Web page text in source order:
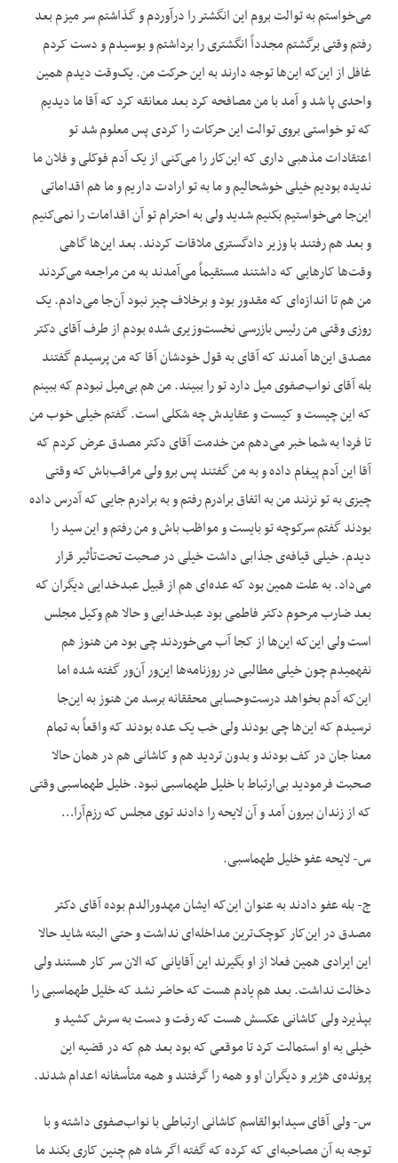
می‌خواستم به توالت بروم این انگشتر را درآوردم و گذاشتم سر میزم بعد
رفتم وقتی برگشتم مجدداً انگشتری را برداشتم و بوسیدم و دست کردم
غافل از این‌که این‌ها توجه دارند به این حرکت من. یک‌وقت دیدم همین
واحدی پا شد و آمد با من مصافحه کرد بعد معانقه کرد که آقا ما دیدیم
که تو خواستی بروی توالت این حرکات را کردی پس معلوم شد تو
اعتقادات مذهبی داری که این‌کار را می‌کنی از یک آدم فوکلی و فلان ما
ندیده بودیم خیلی خوشحالیم و ما به تو ارادت داریم و ما هم اقداماتی
این‌جا می‌خواستیم بکنیم شدید ولی به احترام تو آن اقدامات را نمی‌کنیم
و بعد هم رفتند با وزیر دادگستری ملاقات کردند. بعد این‌ها گاهی
وقت‌ها کارهایی که داشتند مستقیماً می‌آمدند به من مراجعه می‌کردند
من هم تا اندازه‌ای که مقدور بود و برخلاف چیز نبود آن‌جا می‌دادم. یک
روزی وقتی من رئیس بازرسی نخست‌وزیری شده بودم از طرف آقای دکتر
مصدق این‌ها آمدند که آقای به قول خودشان آقا که من پرسیدم گفتند
بله آقای نواب‌صفوی میل دارد تو را ببیند. من هم بی‌میل نبودم که ببینم
که این چیست و کیست و عقایدش چه شکلی است. گفتم خیلی خوب من
تا فردا به شما خبر می‌دهم من خدمت آقای دکتر مصدق عرض کردم که
آقا این آدم پیغام داده و به من گفتند پس برو ولی مراقب‌باش که وقتی
چیزی به تو نزنند من به اتفاق برادرم رفتم و به برادرم جایی که آدرس داده
بودند گفتم سرکوچه تو بایست و مواظب باش و من رفتم و این سید را
دیدم. خیلی قیافه‌ی جذابی داشت خیلی در صحبت تحت‌تأثیر قرار
می‌داد. به علت همین بود که عده‌ای هم از قبیل عبدخدایی دیگران که
بعد ضارب مرحوم دکتر فاطمی بود عبدخدایی و حالا هم وکیل مجلس
است ولی این‌که این‌ها از کجا آب می‌خوردند چی بود من هنوز هم
نفهمیدم چون خیلی مطالبی در روزنامه‌ها این‌ور آن‌ور گفته شده اما
این‌که آدم بخواهد درست‌وحسابی محققانه برسد من هنوز به این‌جا
نرسیدم که این‌ها چی بودند ولی خب یک عده بودند که واقعاً به تمام
معنا جان در کف بودند و بدون تردید هم و کاشانی هم در همان حالا
صحبت فرمودید بی‌ارتباط با خلیل طهماسبی نبود. خلیل طهماسبی وقتی
که از زندان بیرون آمد و آن لایحه را دادند توی مجلس که رزم‌آرا…
س- لایحه عفو خلیل طهماسبی.
ج- بله عفو دادند به عنوان این‌که ایشان مهدورالدم بوده آقای دکتر
مصدق در این‌کار کوچک‌ترین مداخله‌ای نداشت و حتی البته شاید حالا
این ایرادی همین فعلا از او بگیرند این آقایانی که الان سر کار هستند ولی
دخالت نداشت. بعد هم یادم هست که حاضر نشد که خلیل طهماسبی را
بپذیرد ولی کاشانی عکسش هست که رفت و دست به سرش کشید و
خیلی به او استمالت کرد تا موقعی که بود بعد هم که در قضیه این
پرونده‌ی هژیر و دیگران او و همه را گرفتند و همه متأسفانه اعدام شدند.
س- ولی آقای سیدابوالقاسم کاشانی ارتباطی با نواب‌صفوی داشته و با
توجه به آن مصاحبه‌ای که کرده که گفته اگر شاه هم چنین کاری بکند ما